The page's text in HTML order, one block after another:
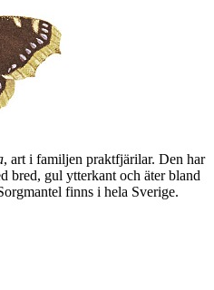
, art i familjen praktfjärilar. Den har
bred, gul ytterkant och äter bland
finns i hela Sverige.